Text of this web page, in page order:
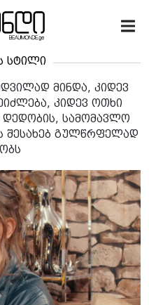
სტილი
მინდა, კიდევ
კიდევ ოთხი
დედობის, სამომავლო
შესახებ გულწრფელად